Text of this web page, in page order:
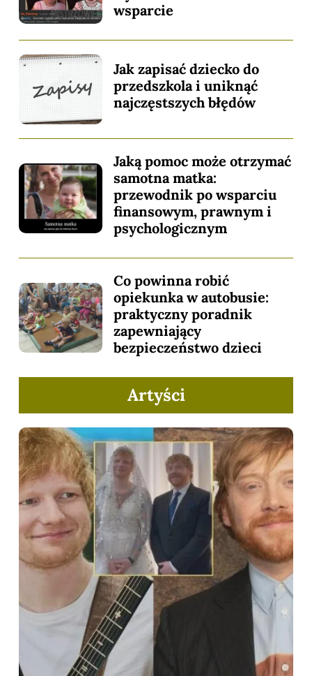
wsparcie
Jak zapisać dziecko do
przedszkola i uniknąć
najczęstszych błędów
Jaką pomoc może otrzymać
samotna matka:
przewodnik po wsparciu
finansowym, prawnym i
psychologicznym
Co powinna robić
opiekunka w autobusie:
praktyczny poradnik
zapewniający
bezpieczeństwo dzieci
Artyści